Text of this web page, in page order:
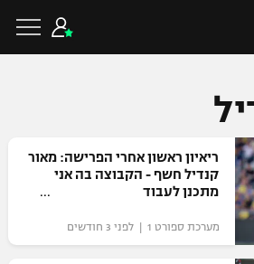
ריאיון ראשון אחרי הפרישה: מאור
קנדיל חשף - הקבוצה בה אני
מתכנן לעבוד
מערכת ספורט 1 | לפני 3 חודשים